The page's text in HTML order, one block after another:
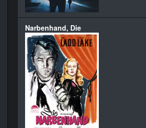
Narbenhand, Die